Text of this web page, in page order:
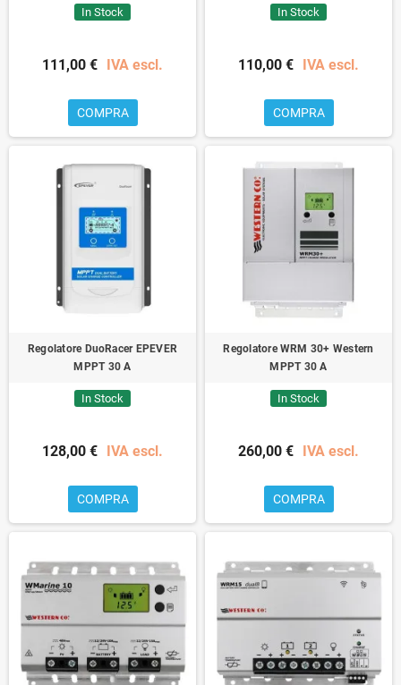
In Stock
111,00 € IVA escl.
COMPRA
In Stock
110,00 € IVA escl.
COMPRA
Regolatore DuoRacer EPEVER
MPPT 30 A
In Stock
128,00 € IVA escl.
COMPRA
Regolatore WRM 30+ Western
MPPT 30 A
In Stock
260,00 € IVA escl.
COMPRA